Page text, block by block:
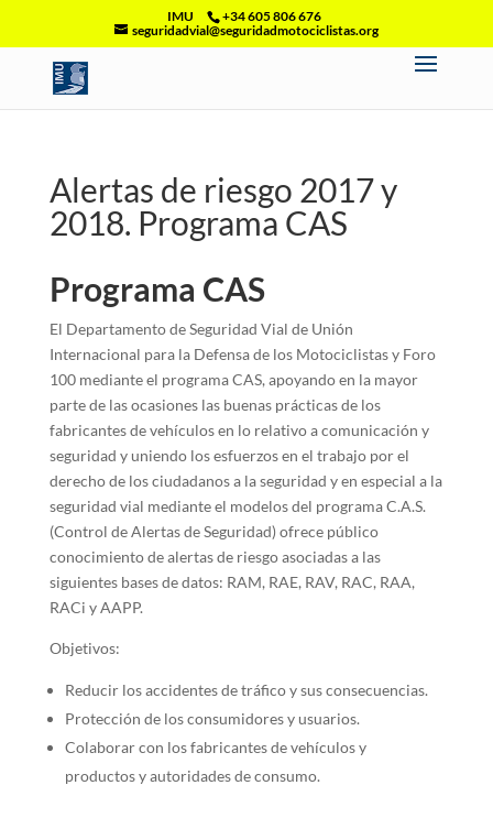
IMU
+34 605 806 676
seguridadvial@seguridadmotociclistas.org
Alertas de riesgo 2017 y
2018. Programa CAS
Programa CAS
El Departamento de Seguridad Vial de Unión
Internacional para la Defensa de los Motociclistas y Foro
100 mediante el programa CAS, apoyando en la mayor
parte de las ocasiones las buenas prácticas de los
fabricantes de vehículos en lo relativo a comunicación y
seguridad y uniendo los esfuerzos en el trabajo por el
derecho de los ciudadanos a la seguridad y en especial a la
seguridad vial mediante el modelos del programa C.A.S.
(Control de Alertas de Seguridad) ofrece público
conocimiento de alertas de riesgo asociadas a las
siguientes bases de datos: RAM, RAE, RAV, RAC, RAA,
RACi y AAPP.
Objetivos:
Reducir los accidentes de tráfico y sus consecuencias.
Protección de los consumidores y usuarios.
Colaborar con los fabricantes de vehículos y
productos y autoridades de consumo.